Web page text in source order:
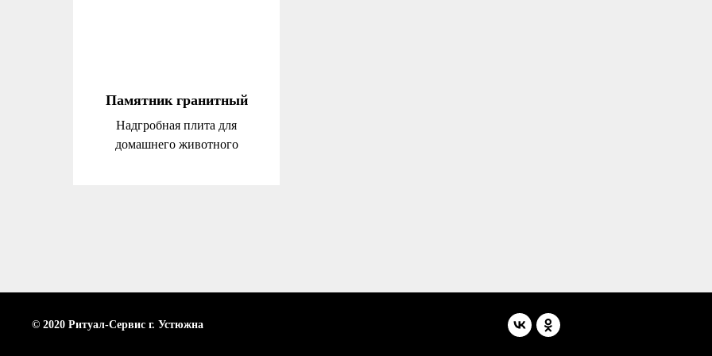
Памятник гранитный
Надгробная плита для
домашнего животного
© 2020 Ритуал-Сервис г. Устюжна